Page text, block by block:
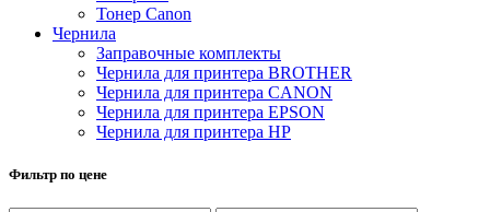
Тонер Саnon
Чернила
Заправочные комплекты
Чернила для принтера BROTHER
Чернила для принтера CANON
Чернила для принтера EPSON
Чернила для принтера HP
Фильтр по цене